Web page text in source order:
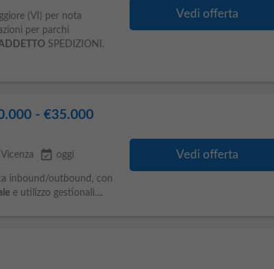
(VI) per nota
per parchi
SPEDIZIONI.
Vedi offerta
- €35.000
event_available oggi
inbound/outbound, con
e utilizzo gestionali....
Vedi offerta